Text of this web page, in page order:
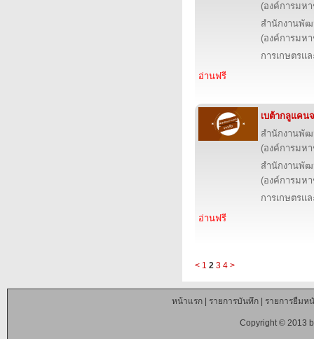
(องค์การมห
สำนักงานพัฒ
(องค์การมห
การเกษตรแ
อ่านฟรี
เบต้ากลูแคน
สำนักงานพัฒ
(องค์การมห
สำนักงานพัฒ
(องค์การมห
การเกษตรแ
อ่านฟรี
< 1 2 3 4 >
หน้าแรก| รายการบันทึก| รายการยืมห
Copyright © 2013